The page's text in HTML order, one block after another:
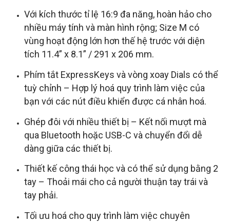
Với kích thước tỉ lệ 16:9 đa năng, hoàn hảo cho
nhiều máy tính và màn hình rộng; Size M có
vùng hoạt động lớn hơn thế hệ trước với diện
tích 11.4” x 8.1” / 291 x 206 mm.
Phím tắt ExpressKeys và vòng xoay Dials có thể
tuỳ chỉnh – Hợp lý hoá quy trình làm việc của
bạn với các nút điều khiển được cá nhân hoá.
Ghép đôi với nhiều thiết bị – Kết nối mượt mà
qua Bluetooth hoặc USB-C và chuyển đổi dễ
dàng giữa các thiết bị.
Thiết kế công thái học và có thể sử dụng bằng 2
tay – Thoải mái cho cả người thuận tay trái và
tay phải.
Tối ưu hoá cho quy trình làm việc chuyên